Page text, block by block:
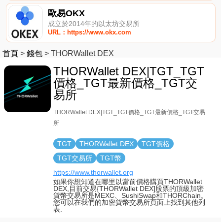
歐易OKX
成立於2014年的以太坊交易所
URL：https://www.okx.com
首頁 > 錢包 > THORWallet DEX
THORWallet DEX|TGT_TGT
價格_TGT最新價格_TGT交
易所
THORWallet DEX|TGT_TGT價格_TGT最新價格_TGT交易
所
TGT THORWallet DEX
TGT價格
TGT交易所
TGT幣
https://www.thorwallet.org
如果你想知道在哪里以當前價格購買THORWallet
DEX,目前交易{THORWallet DEX]股票的頂級加密
貨幣交易所是MEXC、SushiSwap和THORChain。
您可以在我們的加密貨幣交易所頁面上找到其他列
表.